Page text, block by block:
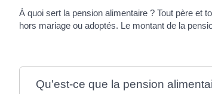
À quoi sert la pension alimentaire ? Tout père et
hors mariage ou adoptés. Le montant de la
Qu'est-ce que la pension